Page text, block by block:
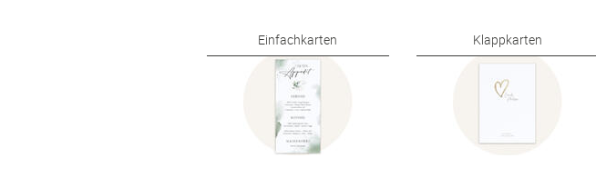
Einfachkarten Klappkarten